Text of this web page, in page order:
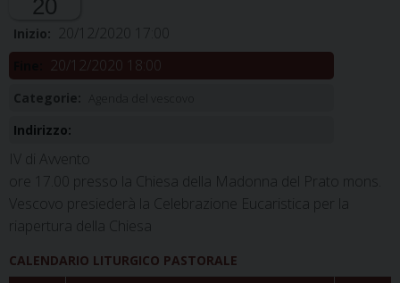
20
Inizio: 20/12/2020 17:00
20/12/2020 18:00
Categorie:
Indirizzo:
IV di Avvento
ore 17.00 presso la Chiesa della Madonna del Prato mons.
Vescovo presiederà la Celebrazione Eucaristica per la
riapertura della Chiesa
CALENDARIO LITURGICO PASTORALE